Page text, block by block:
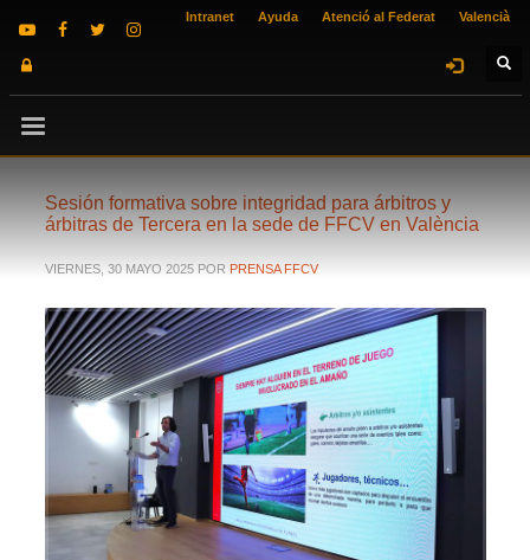
Intranet Ayuda Atenció al Federat Valencià
Sesión formativa sobre integridad para árbitros y
árbitras de Tercera en la sede de FFCV en València
VIERNES, 30 MAYO 2025 POR PRENSA FFCV